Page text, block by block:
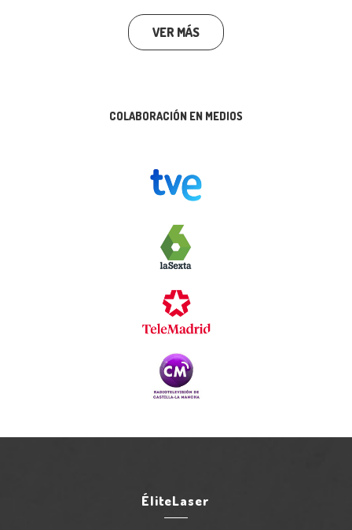
VER MÁS
COLABORACIÓN EN MEDIOS
ÉliteLaser